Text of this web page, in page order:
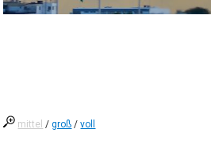
mittel /groß /voll